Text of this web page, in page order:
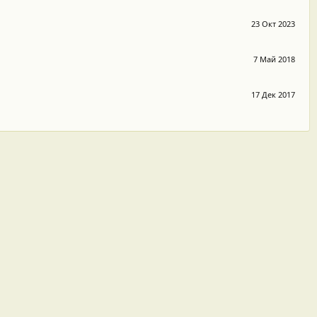
23 Окт 2023
7 Май 2018
17 Дек 2017